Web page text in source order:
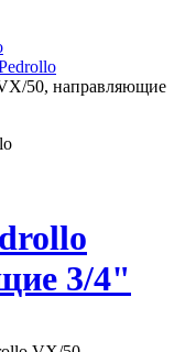
50, направляющие
3/4"